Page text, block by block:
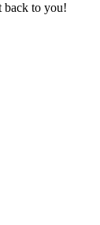
back to you!